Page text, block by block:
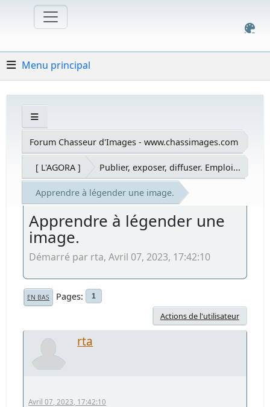
Menu principal
Forum Chasseur d'Images - www.chassimages.com
[ L'AGORA ] Publier, exposer, diffuser. Emploi...
Apprendre à légender une image.
Apprendre à légender une
image.
Démarré par rta, Avril 07, 2023, 17:42:10
EN BAS Pages 1
Actions de l'utilisateur
rta
Avril 07, 2023, 17:42:10